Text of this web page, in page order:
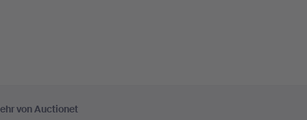
von Auctionet